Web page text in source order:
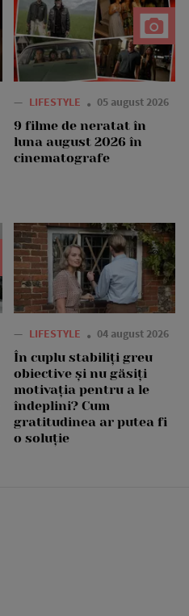
— LIFESTYLE 05 august 2026
9 filme de neratat în
luna august 2026 în
cinematografe
— LIFESTYLE 04 august 2026
În cuplu stabiliți greu
obiective și nu găsiți
motivația pentru a le
îndeplini? Cum
gratitudinea ar putea fi
o soluție